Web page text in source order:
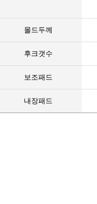
몰드두께
후크갯수
보조패드
내장패드